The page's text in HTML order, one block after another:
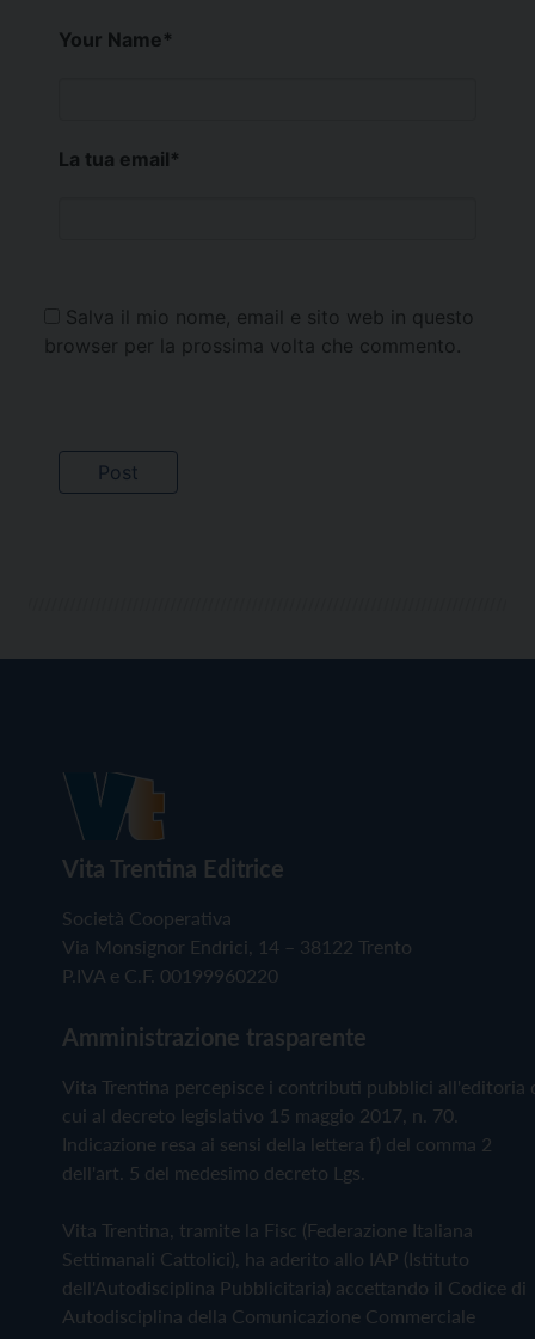
Your Name*
La tua email*
Salva il mio nome, email e sito web in questo
browser per la prossima volta che commento.
Vita Trentina Editrice
Società Cooperativa
Via Monsignor Endrici, 14 – 38122 Trento
P.IVA e C.F. 00199960220
Amministrazione trasparente
Vita Trentina percepisce i contributi pubblici all'editoria
cui al decreto legislativo 15 maggio 2017, n. 70.
Indicazione resa ai sensi della lettera f) del comma 2
dell'art. 5 del medesimo decreto Lgs.
Vita Trentina, tramite la Fisc (Federazione Italiana
Settimanali Cattolici), ha aderito allo IAP (Istituto
dell'Autodisciplina Pubblicitaria) accettando il Codice di
Autodisciplina della Comunicazione Commerciale